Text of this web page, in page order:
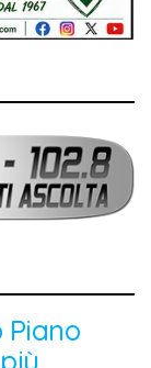
Piano